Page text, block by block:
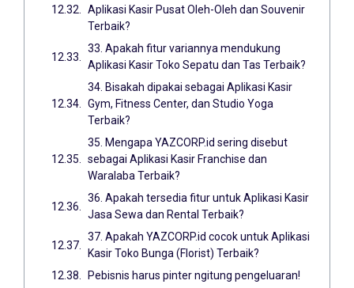
Aplikasi Kasir Pusat Oleh-Oleh dan Souvenir
Terbaik?
33. Apakah fitur variannya mendukung
Aplikasi Kasir Toko Sepatu dan Tas Terbaik?
34. Bisakah dipakai sebagai Aplikasi Kasir
Gym, Fitness Center, dan Studio Yoga
Terbaik?
35. Mengapa YAZCORP.id sering disebut
sebagai Aplikasi Kasir Franchise dan
Waralaba Terbaik?
36. Apakah tersedia fitur untuk Aplikasi Kasir
Jasa Sewa dan Rental Terbaik?
37. Apakah YAZCORP.id cocok untuk Aplikasi
Kasir Toko Bunga (Florist) Terbaik?
Pebisnis harus pinter ngitung pengeluaran!